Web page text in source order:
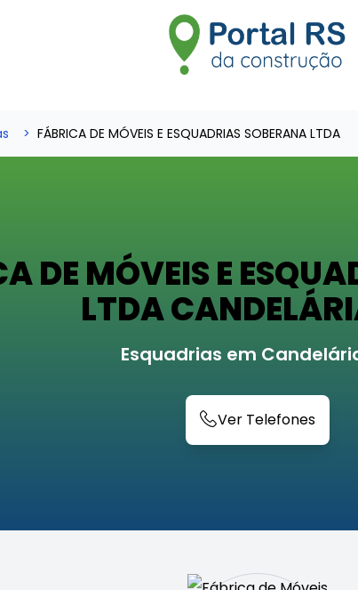
FÁBRICA DE MÓVEIS E ESQUADRIAS SOBERANA LTDA
DE MÓVEIS E
LTDA
Esquadrias em
Ver Telefones